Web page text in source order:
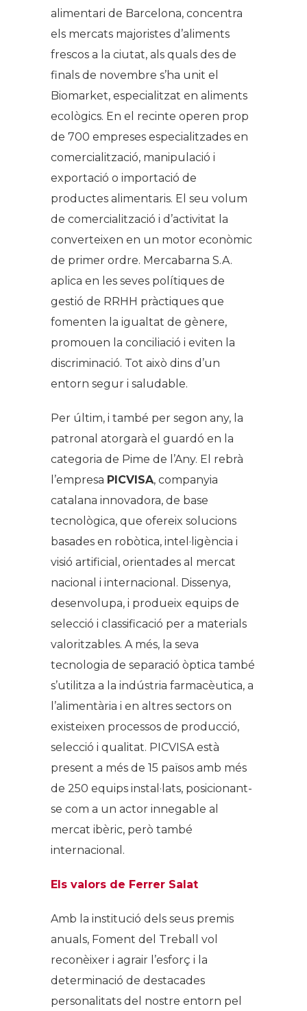
alimentari de Barcelona, concentra
els mercats majoristes d’aliments
frescos a la ciutat, als quals des de
finals de novembre s’ha unit el
Biomarket, especialitzat en aliments
ecològics. En el recinte operen prop
de 700 empreses especialitzades en
comercialització, manipulació i
exportació o importació de
productes alimentaris. El seu volum
de comercialització i d’activitat la
converteixen en un motor econòmic
de primer ordre. Mercabarna S.A.
aplica en les seves polítiques de
gestió de RRHH pràctiques que
fomenten la igualtat de gènere,
promouen la conciliació i eviten la
discriminació. Tot això dins d’un
entorn segur i saludable.
Per últim, i també per segon any, la
patronal atorgarà el guardó en la
categoria de Pime de l’Any. El rebrà
l’empresa PICVISA, companyia
catalana innovadora, de base
tecnològica, que ofereix solucions
basades en robòtica, intel·ligència i
visió artificial, orientades al mercat
nacional i internacional. Dissenya,
desenvolupa, i produeix equips de
selecció i classificació per a materials
valoritzables. A més, la seva
tecnologia de separació òptica també
s’utilitza a la indústria farmacèutica, a
l’alimentària i en altres sectors on
existeixen processos de producció,
selecció i qualitat. PICVISA està
present a més de 15 països amb més
de 250 equips instal·lats, posicionant-
se com a un actor innegable al
mercat ibèric, però també
internacional.
Els valors de Ferrer Salat
Amb la institució dels seus premis
anuals, Foment del Treball vol
reconèixer i agrair l’esforç i la
determinació de destacades
personalitats del nostre entorn pel